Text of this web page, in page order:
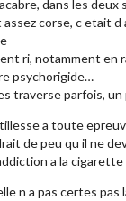
dans les deux
corse, c etait
ri, notamment
psychorigide…
traverse parfois, un
a toute
de peu qu il ne
a la
n a pas certes